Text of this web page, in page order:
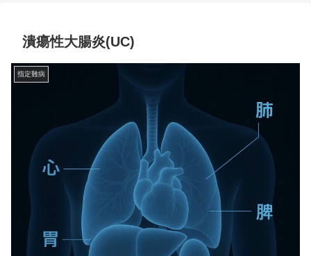
潰瘍性大腸炎(UC)
指定難病